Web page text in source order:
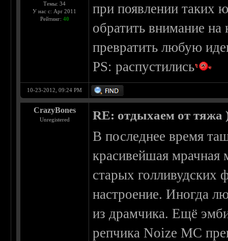
Темы: 34
У нас с: Apr 2011
Рейтинг: 40
при появлении таких
обратить внимание
превратить любую
PS: распустились
10-23-2012, 09:24 PM
CrazyBones
Unregistered RE: отдыхаем от тяжа
В последнее время
красивейшая мрачная
старых голливудских
настроение. Иногда
из драмчика. Ещё
репчика Noize MC